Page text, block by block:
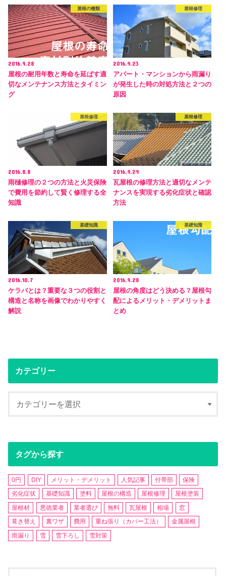
屋根の種類
2016.9.28
屋根の耐用年数と寿命を延ばす適
切なメンテナンス方法とタイミン
グ
屋根修理
2016.9.23
アパート・マンションから雨漏り
が発生した時の対処方法と２つの
原因
屋根修理
2016.8.8
雨樋修理の２つの方法と火災保険
で費用を節約して賢く修理する全
知識
屋根修理
2016.9.29
瓦屋根の修理方法と適切なメンテ
ナンスを実現する劣化症状と確認
方法
基礎知識
2016.10.7
ケラバとは？重要な３つの役割と
構造と名称を画像でわかりやすく
解説
基礎知識
2016.9.28
屋根の角度はどう決める？屋根勾
配によるメリット・デメリットま
とめ
カテゴリー
タグから探す
0円 DIY メリット・デメリット 人気記事 付帯部
保険
劣化症状
基礎知識 塗料 屋根の構造 屋根修理
屋根塗装
屋根材
悪徳業者 業者選び 無料 瓦屋根 相場
窓
葺き替え
裏ワザ 費用 重ね張り（カバー工法）
金属屋根
雨漏り
雪 雪下ろし 雪対策